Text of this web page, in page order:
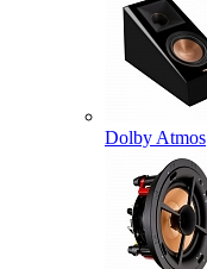
Dolby Atmos